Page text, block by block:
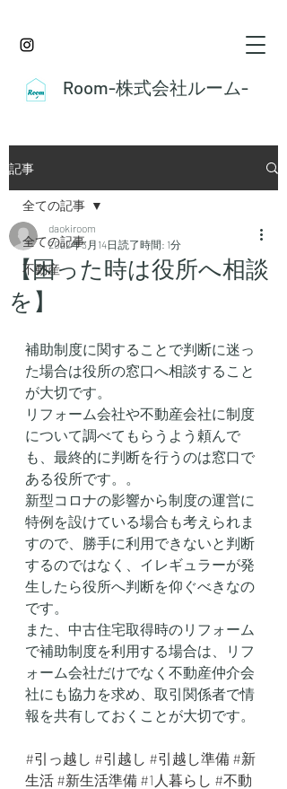
Room-株式会社ルーム-
記事
全ての記事
不動産
全ての記事
【困った時は役所へ相談
を】
daokiroom
2022年3月14日 読了時間: 1分
補助制度に関することで判断に迷っ
た場合は役所の窓口へ相談すること
が大切です。
リフォーム会社や不動産会社に制度
について調べてもらうよう頼んで
も、最終的に判断を行うのは窓口で
ある役所です。。
新型コロナの影響から制度の運営に
特例を設けている場合も考えられま
すので、勝手に利用できないと判断
するのではなく、イレギュラーが発
生したら役所へ判断を仰ぐべきなの
です。
また、中古住宅取得時のリフォーム
で補助制度を利用する場合は、リフ
ォーム会社だけでなく不動産仲介会
社にも協力を求め、取引関係者で情
報を共有しておくことが大切です。
#引っ越し #引越し #引越し準備 #新
生活 #新生活準備 #1人暮らし #不動